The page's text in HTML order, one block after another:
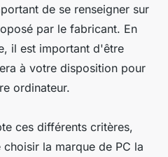
de se renseigner sur
par le fabricant. En
il est important d'être
à votre disposition pour
ordinateur.
ces différents critères,
la marque de PC la